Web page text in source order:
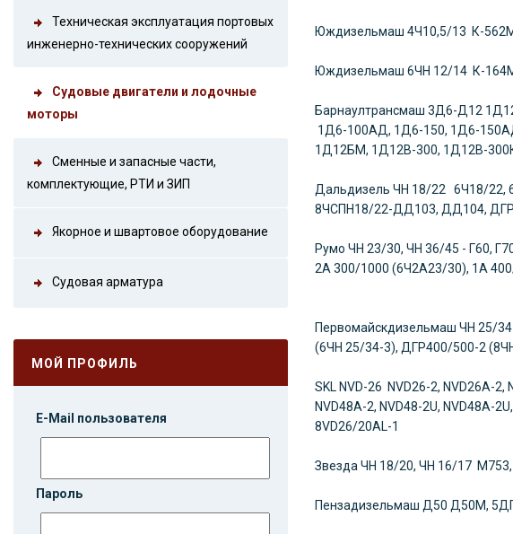
Техническая эксплуатация портовых
инженерно-технических сооружений
Судовые двигатели и лодочные
моторы
Сменные и запасные части,
комплектующие, РТИ и ЗИП
Якорное и швартовое оборудование
Судовая арматура
МОЙ ПРОФИЛЬ
E-Mail пользователя
Пароль
Юждизельмаш 4Ч10,5/13 К-
Юждизельмаш 6ЧН 12/14 К-
Барнаултрансмаш 3Д6-Д12
1Д6-100АД, 1Д6-150, 1Д6-
1Д12БМ, 1Д12В-300, 1Д12В-
Дальдизель ЧН 18/22 6Ч18/
8ЧСПН18/22-ДД103, ДД104,
Румо ЧН 23/30, ЧН 36/45 - Г60,
2А 300/1000 (6Ч2А23/30), 1А
Первомайскдизельмаш ЧН 25/
(6ЧН 25/34-3), ДГР400/500-2
SKL NVD-26 NVD26-2, NVD26A-2,
NVD48A-2, NVD48-2U, NVD48A-
8VD26/20AL-1
Звезда ЧН 18/20, ЧН 16/17
Пензадизельмаш Д50 Д50М,